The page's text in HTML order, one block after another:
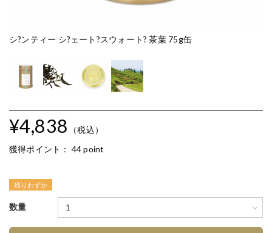
シ?ンティー シ?ェート?スウォート? 茶葉 75g缶
¥4,838 （税込）
獲得ポイント： 44 point
残りわずか
数量